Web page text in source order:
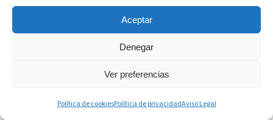
Aceptar
Denegar
Ver preferencias
Política de cookiesPolítica de privacidadAviso Legal
Iniciar sesión
Empieza gratis